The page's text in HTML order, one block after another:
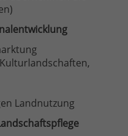
Landnutzung